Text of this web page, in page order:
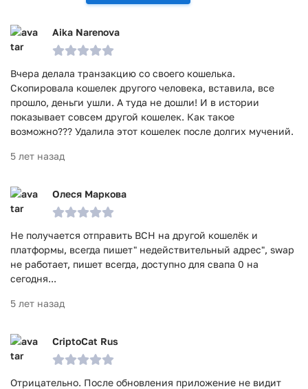
проверку антивирусом VirusTotal. В результате проверки
выявлено.Aika Narenova
Вчера делала транзакцию со своего кошелька.
Скопировала кошелек другого человека, вставила, все
прошло, деньги ушли. А туда не дошли! И в истории
показывает совсем другой кошелек. Как такое
возможно??? Удалила этот кошелек после долгих мучений.
5 лет назад
Олеся Маркова
Не получается отправить BCH на другой кошелёк и
платформы, всегда пишет" недействительный адрес", swap
не работает, пишет всегда, доступно для свапа 0 на
сегодня...
5 лет назад
CriptoCat Rus
Отрицательно. После обновления приложение не видит